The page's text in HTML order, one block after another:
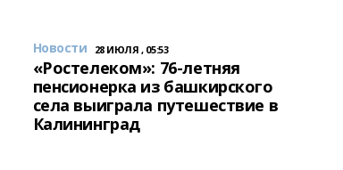
Новости 28 ИЮЛЯ , 05:53
«Ростелеком»: 76-летняя
пенсионерка из башкирского
села выиграла путешествие в
Калининград